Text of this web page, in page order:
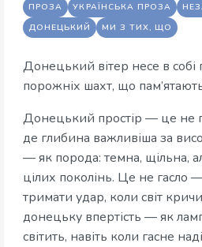
ПРОЗА УКРАЇНСЬКА ПРОЗА
ДОНЕЦЬКИЙ
МИ З ТИХ, ЩО
Донецький вітер несе в собі
порожніх шахт, що
Донецький простір — це не
де глибина важливіша за
— як порода: темна, щільна,
цілих поколінь. Це не гасло
тримати удар, коли світ
донецьку впертість — як
світить, навіть коли гасне